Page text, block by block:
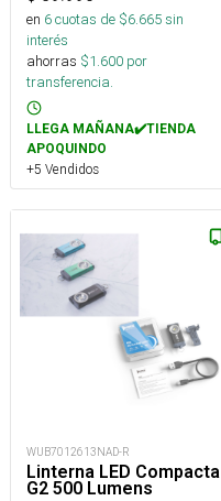
en 6cuotas de $6.665sin
interés
ahorras $1.600 por
transferencia.
LLEGA MAÑANA✔️TIENDA
APOQUINDO
+5 Vendidos
WUB7012613NAD-R
Linterna LED Compacta
G2 500 Lumens